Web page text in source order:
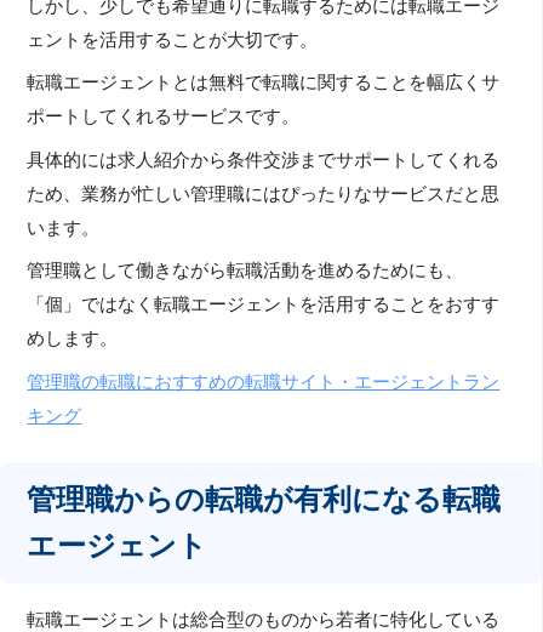
しかし、少しでも希望通りに転職するためには転職エージ
ェントを活用することが大切です。
転職エージェントとは無料で転職に関することを幅広くサ
ポートしてくれるサービスです。
具体的には求人紹介から条件交渉までサポートしてくれる
ため、業務が忙しい管理職にはぴったりなサービスだと思
います。
管理職として働きながら転職活動を進めるためにも、
「個」ではなく転職エージェントを活用することをおすす
めします。
管理職の転職におすすめの転職サイト・エージェントラン
キング
管理職からの転職が有利になる転職
エージェント
転職エージェントは総合型のものから若者に特化している